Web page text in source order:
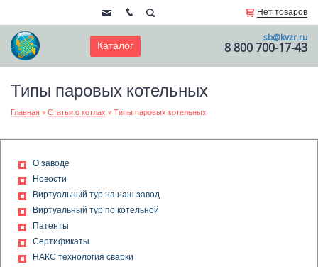
Нет товаров
Каталог
sb@kvzr.ru
8 800 700-17-43
Типы паровых котельных
Главная » Статьи о котлах » Типы паровых котельных
О заводе
Новости
Виртуальный тур на наш завод
Виртуальный тур по котельной
Патенты
Сертификаты
НАКС технология сварки